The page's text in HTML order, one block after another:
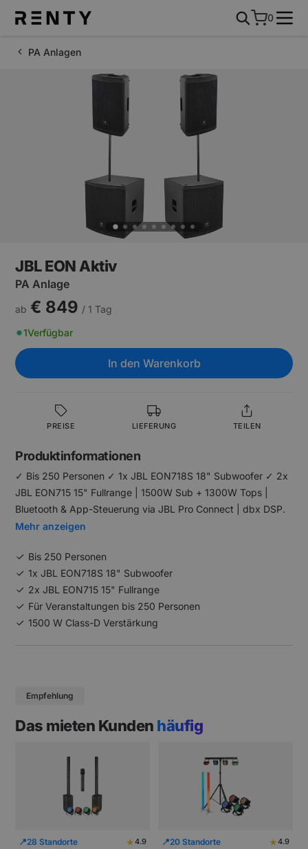
0
PA Anlagen
JBL EON Aktiv
PA Anlage
ab € 849 / 1 Tag
1Verfügbar
In den Warenkorb
PREISE LIEFERUNG TEILEN
Produktinformationen
✓ Bis 250 Personen ✓ 1x JBL EON718S 18" Subwoofer ✓ 2x
JBL EON715 15" Fullrange | 1500W Sub + 1300W Tops |
Bluetooth & App-Steuerung via JBL Pro Connect | dbx DSP.
Mehr anzeigen
Bis 250 Personen
1x JBL EON718S 18" Subwoofer
2x JBL EON715 15" Fullrange
Für Veranstaltungen bis 250 Personen
1500 W Class-D Verstärkung
Empfehlung
Das mieten Kunden häufig
📍28 Standorte ★4.9 📍20 Standorte ★4.9